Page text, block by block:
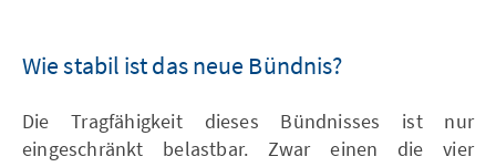
Wie stabil ist das neue Bündnis?
Die Tragfähigkeit dieses Bündnisses ist nur
eingeschränkt belastbar. Zwar einen die vier